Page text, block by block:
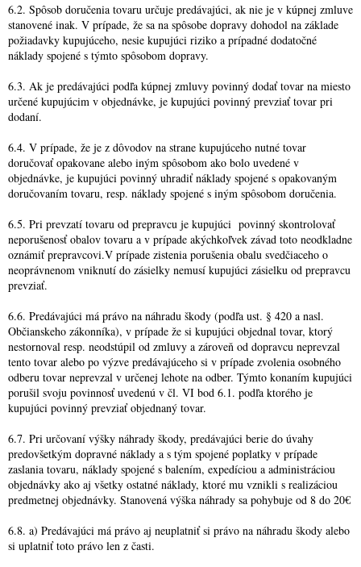
6.2. Spôsob doručenia tovaru určuje predávajúci, ak nie je v kúpnej zmluve
stanovené inak. V prípade, že sa na spôsobe dopravy dohodol na základe
požiadavky kupujúceho, nesie kupujúci riziko a prípadné dodatočné
náklady spojené s týmto spôsobom dopravy.
6.3. Ak je predávajúci podľa kúpnej zmluvy povinný dodať tovar na miesto
určené kupujúcim v objednávke, je kupujúci povinný prevziať tovar pri
dodaní.
6.4. V prípade, že je z dôvodov na strane kupujúceho nutné tovar
doručovať opakovane alebo iným spôsobom ako bolo uvedené v
objednávke, je kupujúci povinný uhradiť náklady spojené s opakovaným
doručovaním tovaru, resp. náklady spojené s iným spôsobom doručenia.
6.5. Pri prevzatí tovaru od prepravcu je kupujúci povinný skontrolovať
neporušenosť obalov tovaru a v prípade akýchkoľvek závad toto neodkladne
oznámiť prepravcovi.V prípade zistenia porušenia obalu svedčiaceho o
neoprávnenom vniknutí do zásielky nemusí kupujúci zásielku od prepravcu
prevziať.
6.6. Predávajúci má právo na náhradu škody (podľa ust. § 420 a nasl.
Občianskeho zákonníka), v prípade že si kupujúci objednal tovar, ktorý
nestornoval resp. neodstúpil od zmluvy a zároveň od dopravcu neprevzal
tento tovar alebo po výzve predávajúceho si v prípade zvolenia osobného
odberu tovar neprevzal v určenej lehote na odber. Týmto konaním kupujúci
porušil svoju povinnosť uvedenú v čl. VI bod 6.1. podľa ktorého je
kupujúci povinný prevziať objednaný tovar.
6.7. Pri určovaní výšky náhrady škody, predávajúci berie do úvahy
predovšetkým dopravné náklady a s tým spojené poplatky v prípade
zaslania tovaru, náklady spojené s balením, expedíciou a administráciou
objednávky ako aj všetky ostatné náklady, ktoré mu vznikli s realizáciou
predmetnej objednávky. Stanovená výška náhrady sa pohybuje od 8 do 20€
6.8. a) Predávajúci má právo aj neuplatniť si právo na náhradu škody alebo
si uplatniť toto právo len z časti.